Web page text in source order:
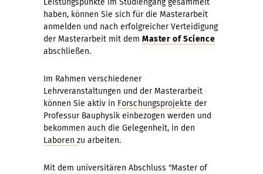
haben, können Sie sich für die Masterarbeit
anmelden und nach erfolgreicher Verteidigung
der Masterarbeit mit dem Master of Science
abschließen.
Im Rahmen verschiedener
Lehrveranstaltungen und der Masterarbeit
können Sie aktiv in Forschungsprojekte der
Professur Bauphysik einbezogen werden und
bekommen auch die Gelegenheit, in den
Laboren zu arbeiten.
Mit dem universitären Abschluss "Master of